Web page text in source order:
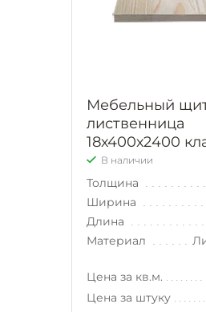
Мебельный
лиственница
18х400х2400
В наличии
Толщина
Ширина
Длина
Материал
Цена за кв.м.
Цена за штуку